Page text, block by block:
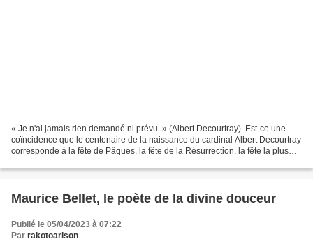
« Je n'ai jamais rien demandé ni prévu. » (Albert Decourtray). Est-ce une
coïncidence que le centenaire de la naissance du cardinal Albert Decourtray
corresponde à la fête de Pâques, la fête de la Résurrection, la fête la plus
Maurice Bellet, le poète de la divine douceur
Publié le 05/04/2023 à 07:22
Par rakotoarison